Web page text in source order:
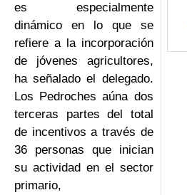
es especialmente
dinámico en lo que se
refiere a la incorporación
de jóvenes agricultores,
ha señalado el delegado.
Los Pedroches aúna dos
terceras partes del total
de incentivos a través de
36 personas que inician
su actividad en el sector
primario,